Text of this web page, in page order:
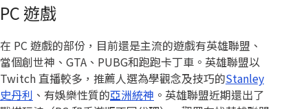
PC 遊戲
在 PC 遊戲的部份，目前還是主流的遊戲有英雄聯盟、
當個創世神、GTA、PUBG和跑跑卡丁車。英雄聯盟以
Twitch 直播較多，推薦人選為學觀念及技巧的Stanley
史丹利 、有娛樂性質的亞洲統神 。英雄聯盟近期還出了